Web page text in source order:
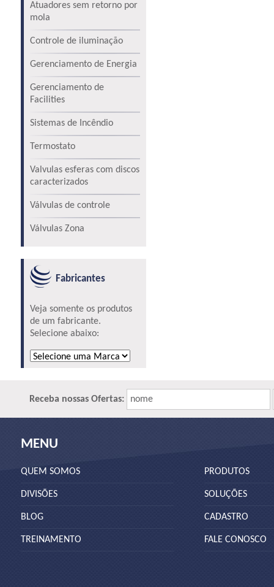
Atuadores sem retorno por
mola
Controle de iluminação
Gerenciamento de Energia
Gerenciamento de
Facilities
Sistemas de Incêndio
Termostato
Valvulas esferas com discos
caracterizados
Válvulas de controle
Válvulas Zona
Fabricantes
Veja somente os produtos
de um fabricante.
Selecione abaixo:
Receba nossas Ofertas: nome
MENU
QUEM SOMOS
DIVISÕES
BLOG
TREINAMENTO
PRODUTOS
SOLUÇÕES
CADASTRO
FALE CONOSCO